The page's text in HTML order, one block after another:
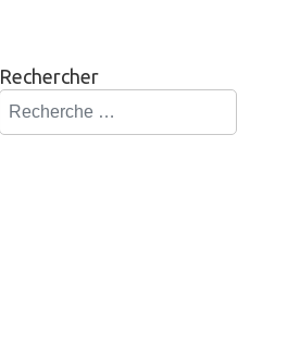
Rechercher